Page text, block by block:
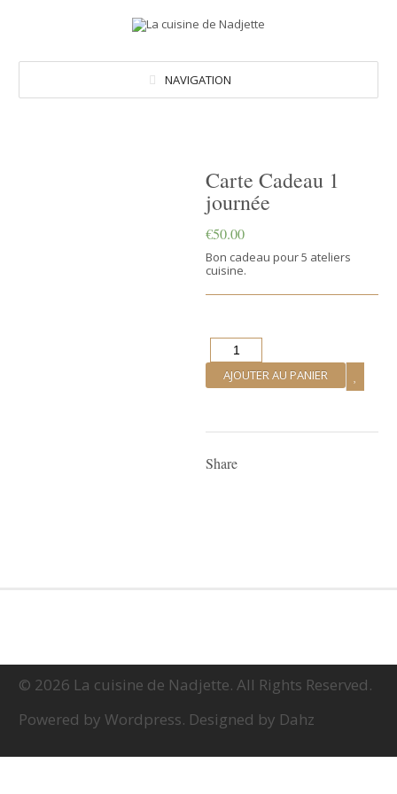
NAVIGATION
Carte Cadeau 1
journée
€50.00
Bon cadeau pour 5 ateliers
cuisine.
Quantité
AJOUTER AU PANIER
Share
© 2026 La cuisine de Nadjette. All Rights Reserved.
Powered by Wordpress. Designed by Dahz